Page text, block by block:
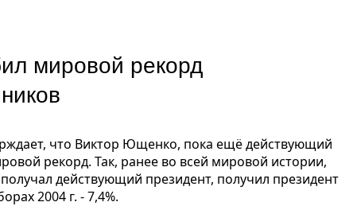
мировой рекорд
что Виктор Ющенко, пока ещё действующий
рекорд. Так, ранее во всей мировой истории,
действующий президент, получил президент
2004 г. - 7,4%.